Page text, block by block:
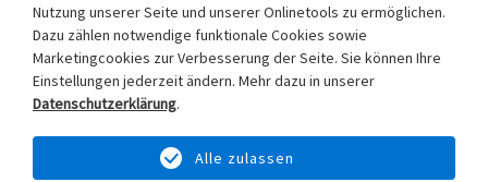
Einkaufsbedingungen
Allgemeine Verkaufs- & Lieferbedingungen
Hinweisgebersystem
Datenschutz
Cookie-Einstellungen
Nutzung unserer Seite und unserer Onlinetools zu ermöglichen.
Dazu zählen notwendige funktionale Cookies sowie
Marketingcookies zur Verbesserung der Seite. Sie können Ihre
Einstellungen jederzeit ändern. Mehr dazu in unserer
Datenschutzerklärung.
Alle zulassen